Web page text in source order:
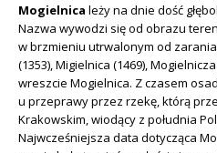
Mogielnica leży na dnie dość
Nazwa wywodzi się od obrazu
w brzmieniu utrwalonym od
(1353), Migielnica (1469),
wreszcie Mogielnica. Z czasem
u przeprawy przez rzekę, którą
Krakowskim, wiodący z południa
Najwcześniejsza data dotycząca